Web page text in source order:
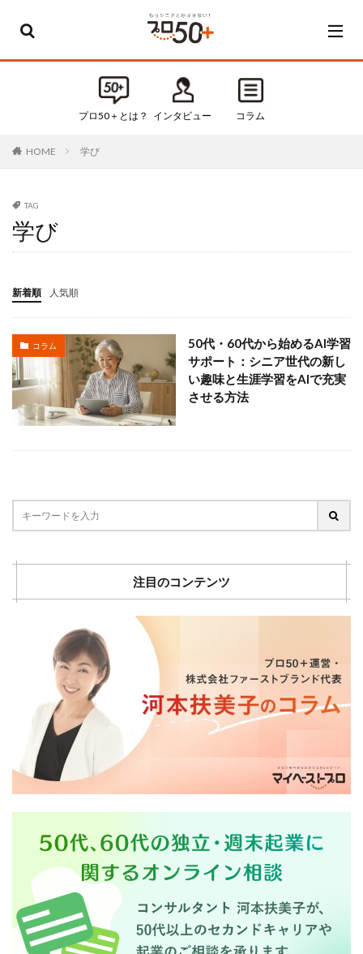
プロ50＋とは？ インタビュー コラム
HOME 学び
TAG
学び
新着順 人気順
コラム
50代・60代から始めるAI学習
サポート：シニア世代の新し
い趣味と生涯学習をAIで充実
させる方法
注目のコンテンツ
すべてのカテゴリ
お知らせ
セミナー・イベント
50代
AI アルバイト
カウンセラー コンサルタント
セミナー リスキリング
学び
定年後 成功事例
棚卸 生きがい
行政書士
起業
起業相談 ５０代
６０代
検索